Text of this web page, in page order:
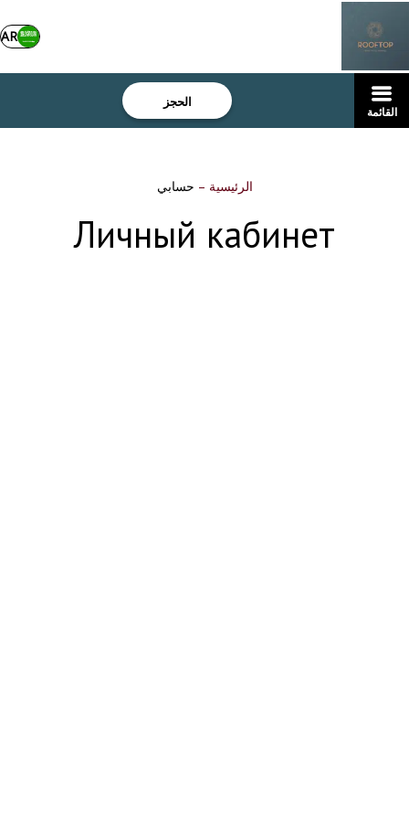
AR
القائمة
الحجز
الرئيسية – حسابي
Личный кабинет